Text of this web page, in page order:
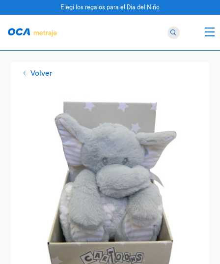
Volver
Elegí los regalos para el Día del Niño